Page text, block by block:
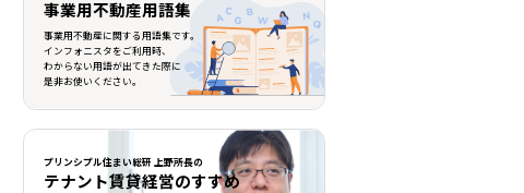
事業用不動産用語集
事業用不動産に関する用語集です。
インフォニスタをご利用時、
わからない用語が出てきた際に
是非お使いください。
プリンシプル住まい総研 上野所長の
テナント賃貸経営のすすめ